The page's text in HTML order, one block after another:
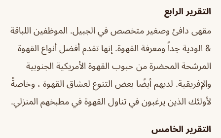
التقرير الرابع
مقهى دافئ وصغير متخصص في الجبيل. الموظفين اللباقة
& الودية جداً ومعرفة القهوة. إنها تقدم أفضل أنواع القهوة
المرشحة المحضرة من حبوب القهوة الأمريكية الجنوبية
والإفريقية. لديهم أيضًا بعض التنوع لعشاق القهوة ، وخاصةً
لأولئك الذين يرغبون في تناول القهوة في مطبخهم المنزلي.
التقرير الخامس